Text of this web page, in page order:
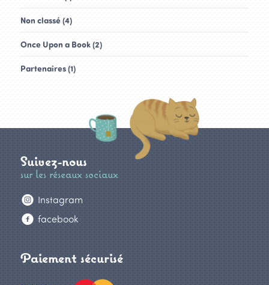
Non classé (4)
Once Upon a Book (2)
Partenaires (1)
Suivez-nous
sur les réseaux sociaux
Instagram
facebook
Paiement sécurisé